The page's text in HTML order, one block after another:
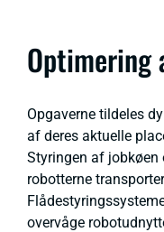
Opgaverne tildeles
af deres aktuelle
Styringen af jobkøen
robotterne
overvåge